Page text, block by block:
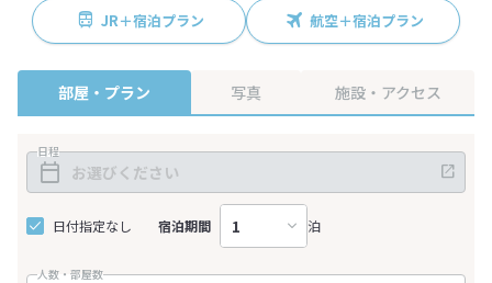
JR＋宿泊プラン 航空＋宿泊プラン
部屋・プラン 写真 施設・アクセス
日程
日付指定なし 宿泊期間 泊
人数・部屋数